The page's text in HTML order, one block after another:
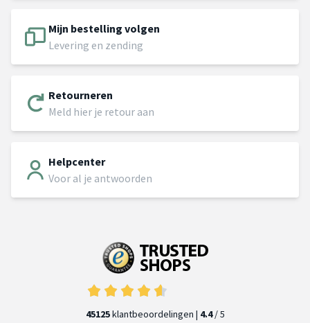
Mijn bestelling volgen
Levering en zending
Retourneren
Meld hier je retour aan
Helpcenter
Voor al je antwoorden
45125klantbeoordelingen | 4.4/ 5